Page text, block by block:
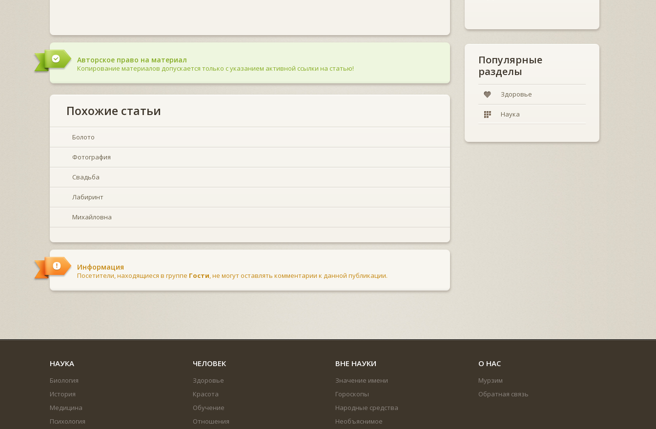
Авторское право на материал
Копирование материалов допускается только с указанием активной ссылки на статью!
Похожие статьи
Болото
Фотография
Свадьба
Лабиринт
Михайловна
Информация
Посетители, находящиеся в группе Гости, не могут оставлять комментарии к данной публикации.
Популярные
разделы
Здоровье
Наука
НАУКА
Биология
История
Медицина
Психология
ЧЕЛОВЕК
Здоровье
Красота
Обучение
Отношения
ВНЕ НАУКИ
Значение имени
Гороскопы
Народные средства
Необъяснимое
О НАС
Мурзим
Обратная связь